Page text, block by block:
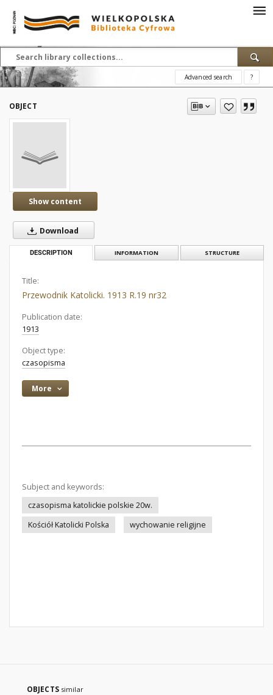
Advanced search ?
OBJECT
Show content
Download
DESCRIPTION INFORMATION STRUCTURE
Title:
Przewodnik Katolicki. 1913 R.19 nr32
Publication date:
1913
Object type:
czasopisma
More
Subject and keywords:
czasopisma katolickie polskie 20w.
Kościół Katolicki Polska
wychowanie religijne
OBJECTS similar